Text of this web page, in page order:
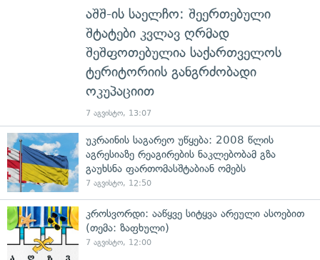
აშშ-ის საელჩო: შეერთებული
შტატები კვლავ ღრმად
შეშფოთებულია საქართველოს
ტერიტორიის განგრძობადი
ოკუპაციით
7 აგვისტო, 13:07
უკრაინის საგარეო უწყება: 2008 წლის
აგრესიაზე რეაგირების ნაკლებობამ გზა
გაუხსნა ფართომასშტაბიან ომებს
7 აგვისტო, 12:50
კროსვორდი: ააწყვე სიტყვა არეული ასოებით
(თემა: ზაფხული)
7 აგვისტო, 12:00